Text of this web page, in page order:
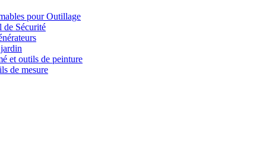
pour Outillage
de Sécurité
et outils de peinture
de mesure